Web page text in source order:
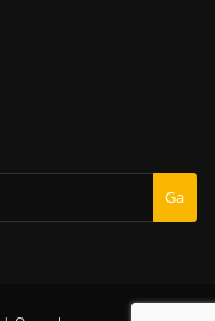
Ga